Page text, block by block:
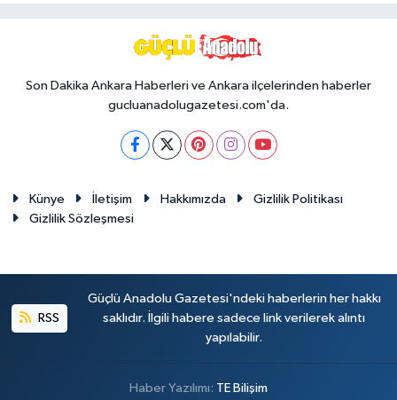
Son Dakika Ankara Haberleri ve Ankara ilçelerinden haberler
gucluanadolugazetesi.com'da.
Künye İletişim Hakkımızda
Gizlilik Politikası
Gizlilik Sözleşmesi
RSS
Güçlü Anadolu Gazetesi'ndeki haberlerin her hakkı
saklıdır. İlgili habere sadece link verilerek alıntı
yapılabilir.
Haber Yazılımı: TE Bilişim